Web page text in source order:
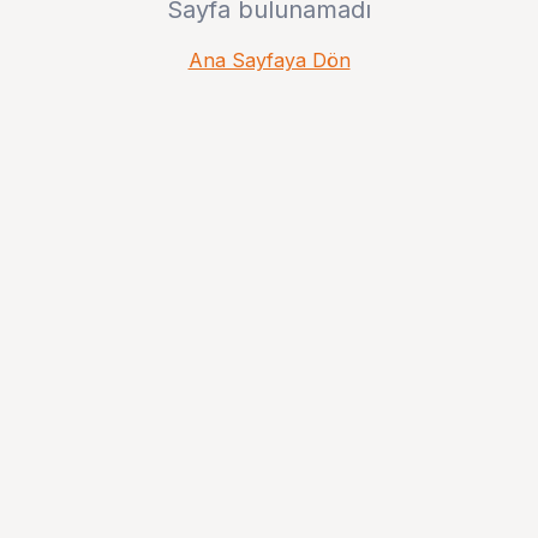
Sayfa bulunamadı
Ana Sayfaya Dön